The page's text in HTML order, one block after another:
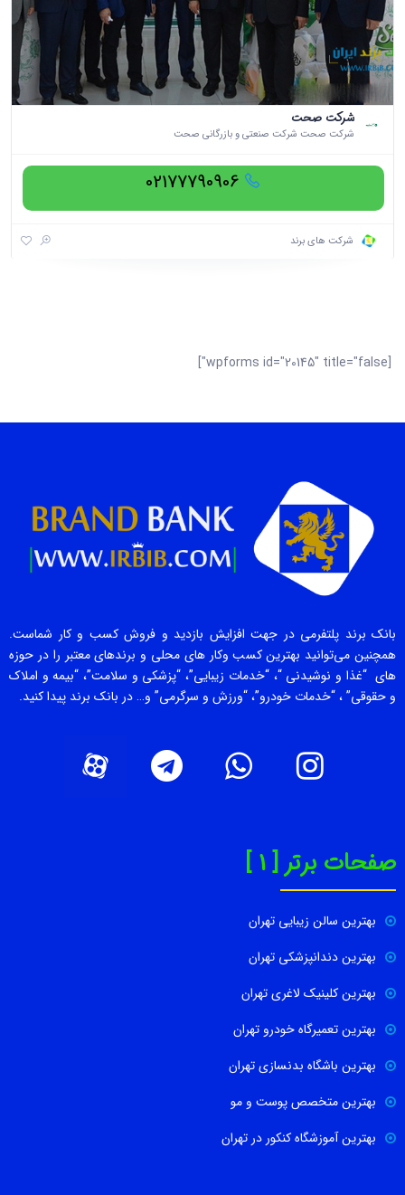
شرکت صحت
شرکت صحت شرکت صنعتی و بازرگانی صحت
02177790906
شرکت های برند
[wpforms id="20145" title="false"]
بانک برند پلتفرمی در جهت افزایش بازدید و فروش کسب و کار شماست.
همچنین می‌توانید بهترین کسب وکار های محلی و برندهای معتبر را در حوزه
های “غذا و نوشیدنی “، “خدمات زیبایی”، “پزشکی و سلامت”، “بیمه و املاک
و حقوقی” ، “خدمات خودرو”، “ورزش و سرگرمی” و… در بانک برند پیدا کنید.
صفحات برتر [ 1 ]
بهترین سالن زیبایی تهران
بهترین دندانپزشکی تهران
بهترین کلینیک لاغری تهران
بهترین تعمیرگاه خودرو تهران
بهترین باشگاه بدنسازی تهران
بهترین متخصص پوست و مو
بهترین آموزشگاه کنکور در تهران